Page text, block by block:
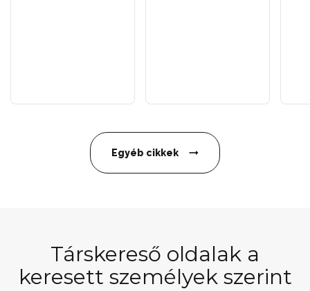
Egyéb cikkek
Társkereső oldalak a
keresett személyek szerint